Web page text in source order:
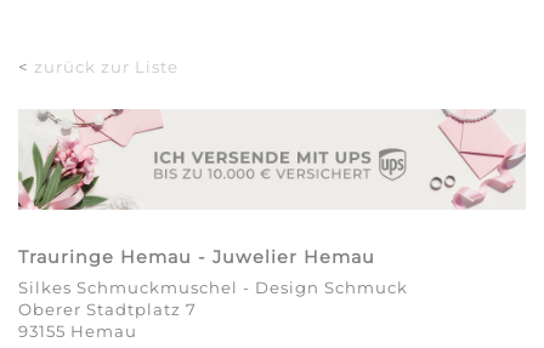
< zurück zur Liste
Trauringe Hemau - Juwelier Hemau
Silkes Schmuckmuschel - Design Schmuck
Oberer Stadtplatz 7
93155 Hemau